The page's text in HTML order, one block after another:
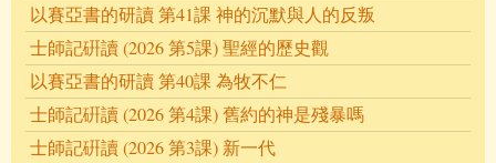
以賽亞書的研讀 第41課 神的沉默與人的反叛
士師記硏讀 (2026 第5課) 聖經的歷史觀
以賽亞書的研讀 第40課 為牧不仁
士師記硏讀 (2026 第4課) 舊約的神是殘暴嗎
士師記硏讀 (2026 第3課) 新一代